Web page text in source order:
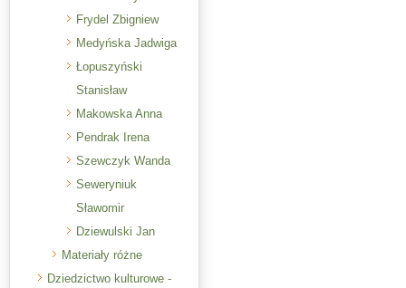
Frydel Zbigniew
Medyńska Jadwiga
Łopuszyński
Stanisław
Makowska Anna
Pendrak Irena
Szewczyk Wanda
Seweryniuk
Sławomir
Dziewulski Jan
Materiały różne
Dziedzictwo kulturowe -